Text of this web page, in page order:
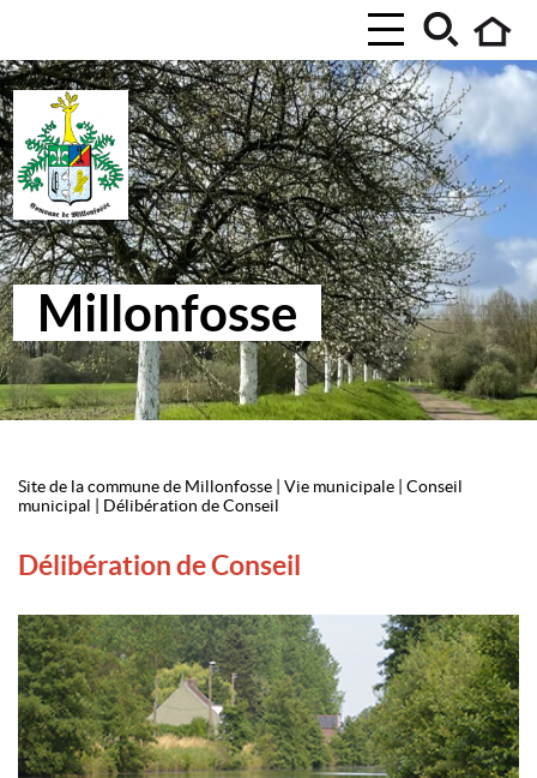
Millonfosse
Site de la commune de Millonfosse Vie municipale
Conseil
municipal
Délibération de Conseil
Délibération de Conseil